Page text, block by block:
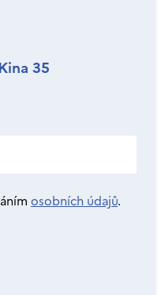
35
osobních údajů.